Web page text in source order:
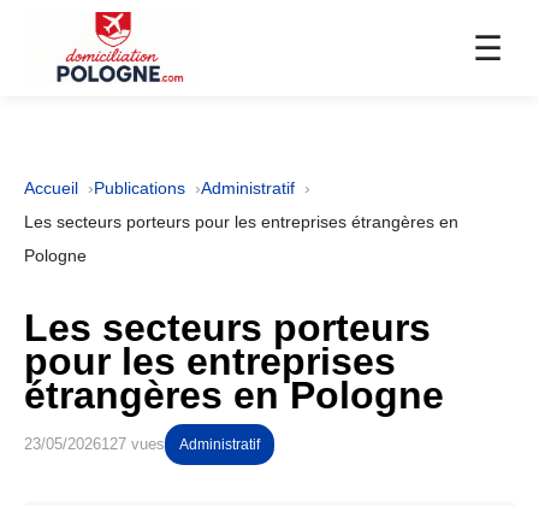
☰
Accueil Publications
Administratif
Les secteurs porteurs pour les entreprises étrangères en
Pologne
Les secteurs porteurs
pour les entreprises
étrangères en Pologne
23/05/2026127 vues Administratif